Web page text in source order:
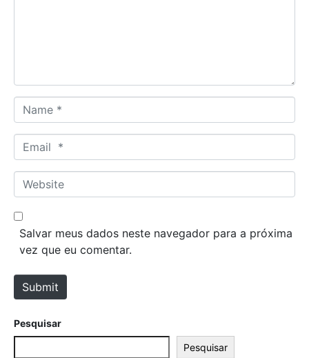
a
m
*
m
a
*
W
e
b
e
Salvar meus dados neste navegador para a próxima
vez que eu comentar.
Submit
Pesquisar
Pesquisar